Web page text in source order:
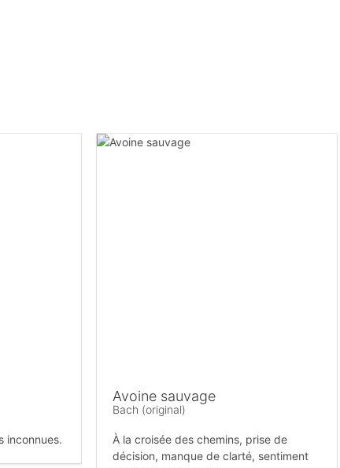
inconnues.
Avoine sauvage
Bach (original)
À la croisée des chemins, prise de
décision, manque de clarté, sentiment